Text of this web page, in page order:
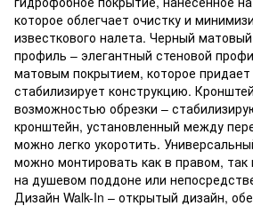
которое облегчает очистку и
известкового налета. Черный
профиль – элегантный стеновой
матовым покрытием, которое придает
стабилизирует конструкцию.
возможностью обрезки –
кронштейн, установленный между
можно легко укоротить.
можно монтировать как в правом, так
на душевом поддоне или
Дизайн Walk-In – открытый дизайн,